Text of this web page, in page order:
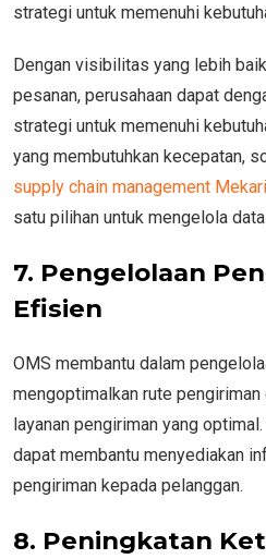
strategi untuk memenuhi
Dengan visibilitas yang lebih
pesanan, perusahaan dapat
strategi untuk memenuhi
yang membutuhkan kecepatan,
supply chain management
satu pilihan untuk mengelola
7. Pengelolaan
Efisien
OMS membantu dalam
mengoptimalkan rute
layanan pengiriman yang
dapat membantu menyediakan
pengiriman kepada pelanggan.
8. Peningkatan